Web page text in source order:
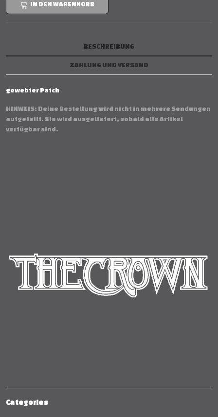
IN DEN WARENKORB
BESCHREIBUNG
ZAHLUNG UND VERSAND
gewebter Patch
HINWEIS: Deine Bestellung wird nicht in mehrere Sendungen
aufgeteilt. Sie wird ausgeliefert, sobald alle Artikel
verfügbar sind.
Categories